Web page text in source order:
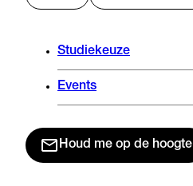
Studiekeuze
Events
Houd me op de hoogte